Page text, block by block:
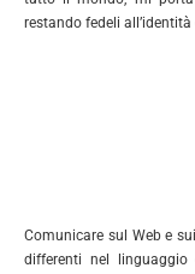
restando fedeli
Comunicare sul Web e
differenti nel